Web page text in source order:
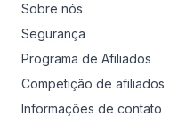
Sobre nós
Segurança
Programa de Afiliados
Competição de afiliados
Informações de contato